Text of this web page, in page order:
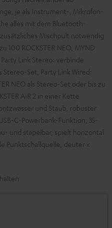
je als Instrument-, Mikrofon-
alles mit dem Bluetooth-
Mischpult notwendig
100 ROCKSTER NEO, MYND
Party Link Stereo: verbinde
Stereo-Set, Party Link Wired:
NEO als Stereo-Set oder bis zu
AIR 2 in einer Kette
und Staub, robuster
C-Powerbank-Funktion, 35-
und stapelbar, spielt horizontal
Punktschallquelle, deuter x